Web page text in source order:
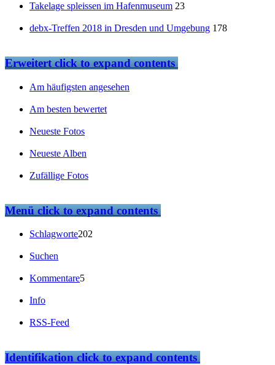
Takelage spleissen im Hafenmuseum 23
debx-Treffen 2018 in Dresden und Umgebung 178
Erweitertclick to expand contents
Am häufigsten angesehen
Am besten bewertet
Neueste Fotos
Neueste Alben
Zufällige Fotos
Menüclick to expand contents
Schlagworte202
Suchen
Kommentare5
Info
RSS-Feed
Identifikationclick to expand contents